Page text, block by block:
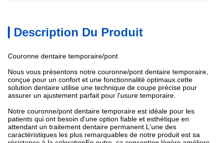
Description Du Produit
Couronne dentaire temporaire/pont
Nous vous présentons notre couronne/pont dentaire temporaire,
conçue pour un confort et une fonctionnalité optimaux.cette
solution dentaire utilise une technique de coupe précise pour
assurer un ajustement parfait pour l'usure temporaire.
Notre couronne/pont dentaire temporaire est idéale pour les
patients qui ont besoin d'une option fiable et esthétique en
attendant un traitement dentaire permanent.L'une des
caractéristiques les plus remarquables de notre produit est sa